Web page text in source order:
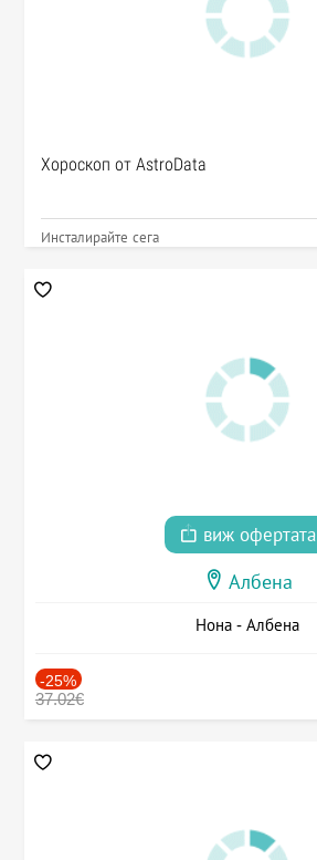
Хороскоп от AstroData
Инсталирайте сега
виж офертата
Албена
Нона - Албена
-25%
37.02€